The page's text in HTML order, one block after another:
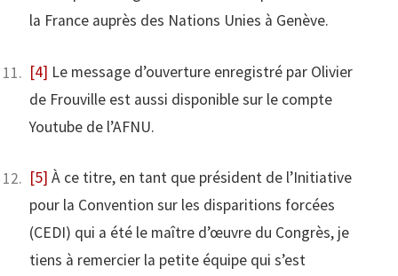
la France auprès des Nations Unies à Genève.
[4] Le message d’ouverture enregistré par Olivier
de Frouville est aussi disponible sur le compte
Youtube de l’AFNU.
[5] À ce titre, en tant que président de l’Initiative
pour la Convention sur les disparitions forcées
(CEDI) qui a été le maître d’œuvre du Congrès, je
tiens à remercier la petite équipe qui s’est